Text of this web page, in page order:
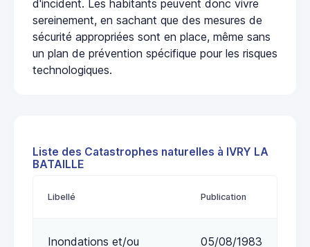
d'incident. Les habitants peuvent donc vivre
sereinement, en sachant que des mesures de
sécurité appropriées sont en place, même sans
un plan de prévention spécifique pour les risques
technologiques.
Liste des Catastrophes naturelles à IVRY LA
BATAILLE
Libellé Publication
Inondations et/ou
05/08/1983